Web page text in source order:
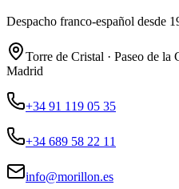
Despacho franco-español desde
Torre de Cristal · Paseo de la
Madrid
+34 91 119 05 35
+34 689 58 22 11
info@morillon.es